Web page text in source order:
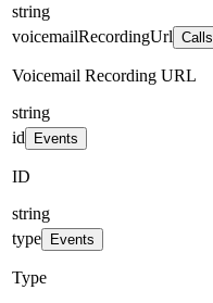
string
voicemailRecordingUrl Calls
Voicemail Recording URL
string
id
Events
ID
string
type
Events
Type